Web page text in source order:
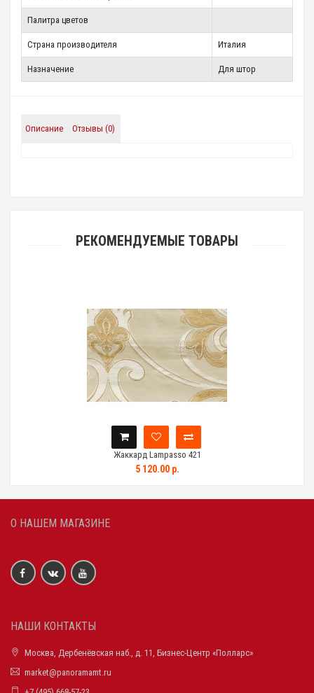
Палитра цветов
Страна производителя Италия
Назначение Для штор
Описание Отзывы (0)
РЕКОМЕНДУЕМЫЕ ТОВАРЫ
Жаккард Lampasso 421
5 120.00 р.
О НАШЕМ МАГАЗИНЕ
НАШИ КОНТАКТЫ
Москва, Дербенёвская наб., д. 11, Бизнес-Центр «Полларс»
market@panoramamt.ru